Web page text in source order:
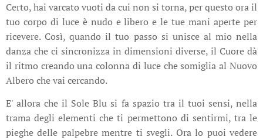
Certo, hai varcato vuoti da cui non si torna, per questo ora il
tuo corpo di luce è nudo e libero e le tue mani aperte per
ricevere. Così, quando il tuo passo si unisce al mio nella
danza che ci sincronizza in dimensioni diverse, il Cuore dà
il ritmo creando una colonna di luce che somiglia al Nuovo
Albero che vai cercando.
E' allora che il Sole Blu si fa spazio tra il tuoi sensi, nella
trama degli elementi che ti permettono di sentirmi, tra le
pieghe delle palpebre mentre ti svegli. Ora lo puoi vedere